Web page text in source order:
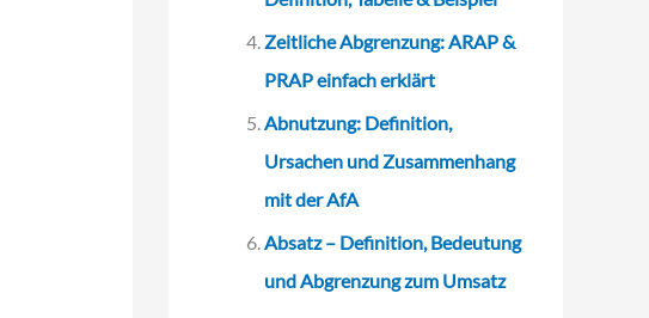
Zeitliche Abgrenzung: ARAP &
PRAP einfach erklärt
Abnutzung: Definition,
Ursachen und Zusammenhang
mit der AfA
Absatz – Definition, Bedeutung
und Abgrenzung zum Umsatz